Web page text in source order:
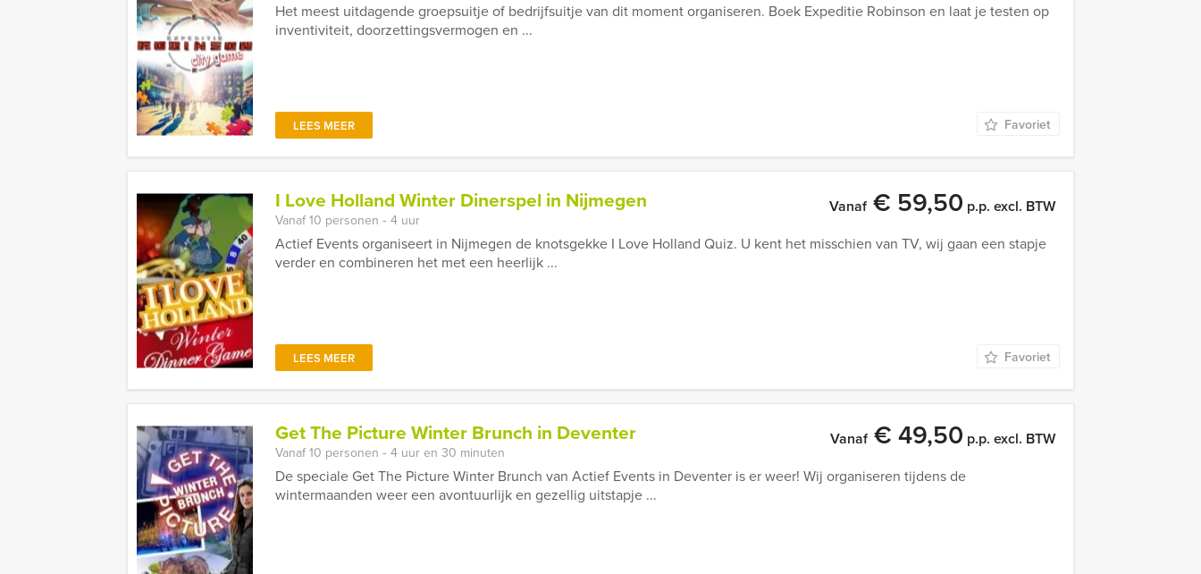
Het meest uitdagende groepsuitje of bedrijfsuitje van dit moment organiseren. Boek Expeditie Robinson en laat je testen op
inventiviteit, doorzettingsvermogen en ...
LEES MEER Favoriet
I Love Holland Winter Dinerspel in Nijmegen Vanaf€ 59,50 p.p. excl. BTW
Vanaf 10 personen ‐ 4 uur
Actief Events organiseert in Nijmegen de knotsgekke I Love Holland Quiz. U kent het misschien van TV, wij gaan een stapje
verder en combineren het met een heerlijk ...
LEES MEER Favoriet
Get The Picture Winter Brunch in Deventer Vanaf€ 49,50 p.p. excl. BTW
Vanaf 10 personen ‐ 4 uur en 30 minuten
De speciale Get The Picture Winter Brunch van Actief Events in Deventer is er weer! Wij organiseren tijdens de
wintermaanden weer een avontuurlijk en gezellig uitstapje ...